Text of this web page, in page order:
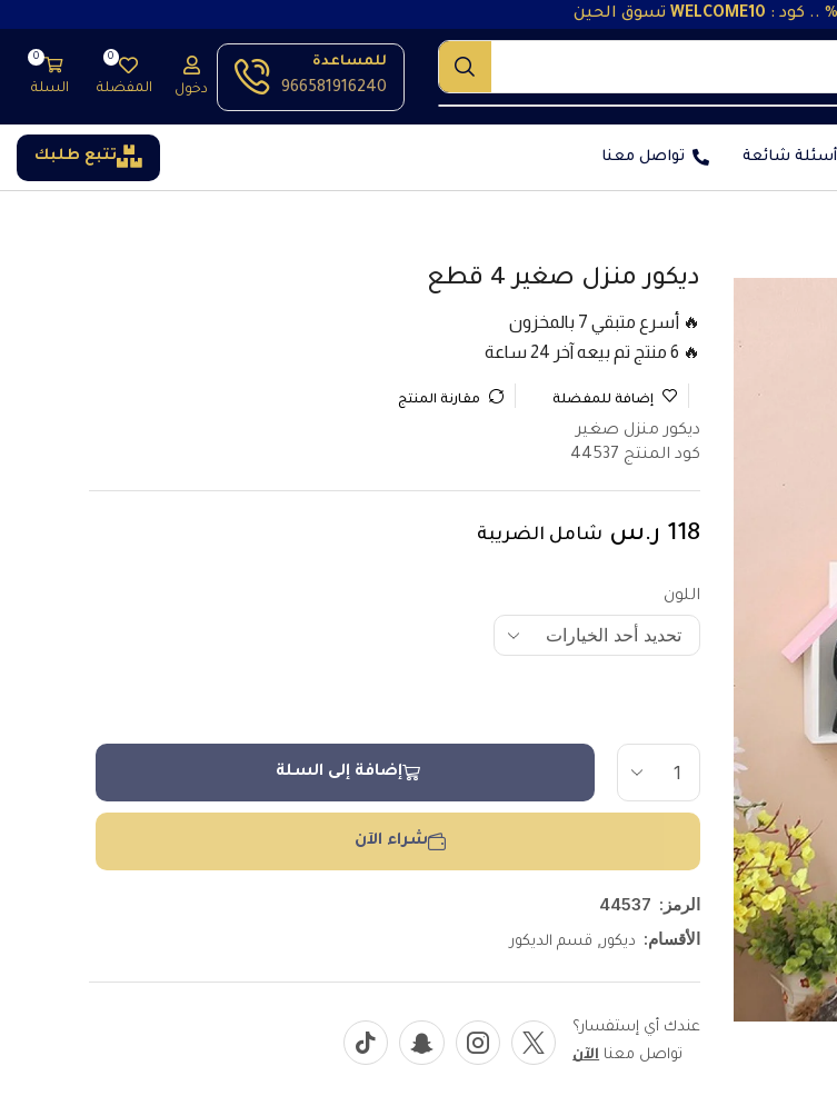
WELCOME10 تسوق الحين
للمساعدة
966581916240 دخول
0
المفضلة
0
السلة
أسئلة شائعة تواصل معنا تتبع طلبك
ديكور منزل صغير 4 قطع
🔥 أسرع متبقي 7 بالمخزون
🔥 6 منتج تم بيعه آخر 24 ساعة
إضافة للمفضلة مقارنة المنتج
ديكور منزل صغير
كود المنتج 44537
118 ر.س شامل الضريبة
اللون
إضافة إلى السلة
شراء الآن
الرمز: 44537
الأقسام: ديكور, قسم الديكور
عندك أي إستفسار؟
تواصل معنا الآن